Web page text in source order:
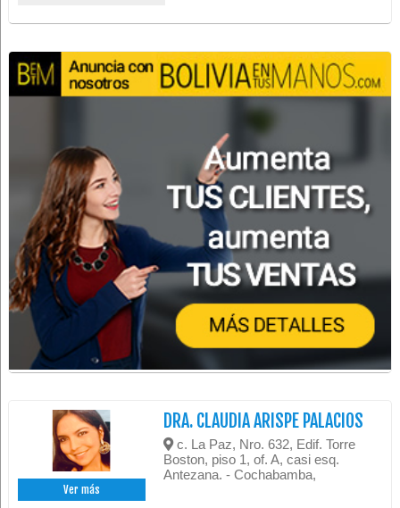
Ver más
DRA. CLAUDIA ARISPE PALACIOS
c. La Paz, Nro. 632, Edif. Torre
Boston, piso 1, of. A, casi esq.
Antezana. - Cochabamba,